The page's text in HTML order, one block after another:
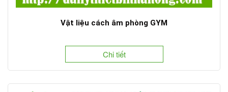
Vật liệu cách âm phòng GYM
Chi tiết